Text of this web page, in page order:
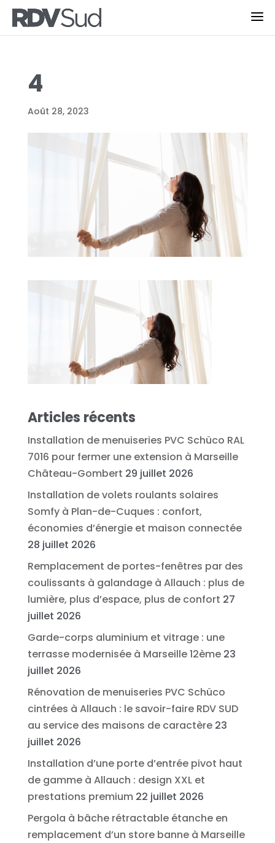
4
Août 28, 2023
Articles récents
Installation de menuiseries PVC Schüco RAL
7016 pour fermer une extension à Marseille
Château-Gombert 29 juillet 2026
Installation de volets roulants solaires
Somfy à Plan-de-Cuques : confort,
économies d’énergie et maison connectée
28 juillet 2026
Remplacement de portes-fenêtres par des
coulissants à galandage à Allauch : plus de
lumière, plus d’espace, plus de confort 27
juillet 2026
Garde-corps aluminium et vitrage : une
terrasse modernisée à Marseille 12ème 23
juillet 2026
Rénovation de menuiseries PVC Schüco
cintrées à Allauch : le savoir-faire RDV SUD
au service des maisons de caractère 23
juillet 2026
Installation d’une porte d’entrée pivot haut
de gamme à Allauch : design XXL et
prestations premium 22 juillet 2026
Pergola à bâche rétractable étanche en
remplacement d’un store banne à Marseille